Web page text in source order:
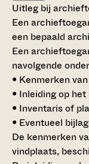
Uitleg bij
Een
een bepaald
Een
navolgende
• Kenmerken
• Inleiding op
• Inventaris of
• Eventueel
De kenmerken
vindplaats,